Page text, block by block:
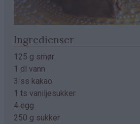
Ingredienser
125 g smør
1 dl vann
3 ss kakao
1 ts vaniljesukker
4 egg
250 g sukker